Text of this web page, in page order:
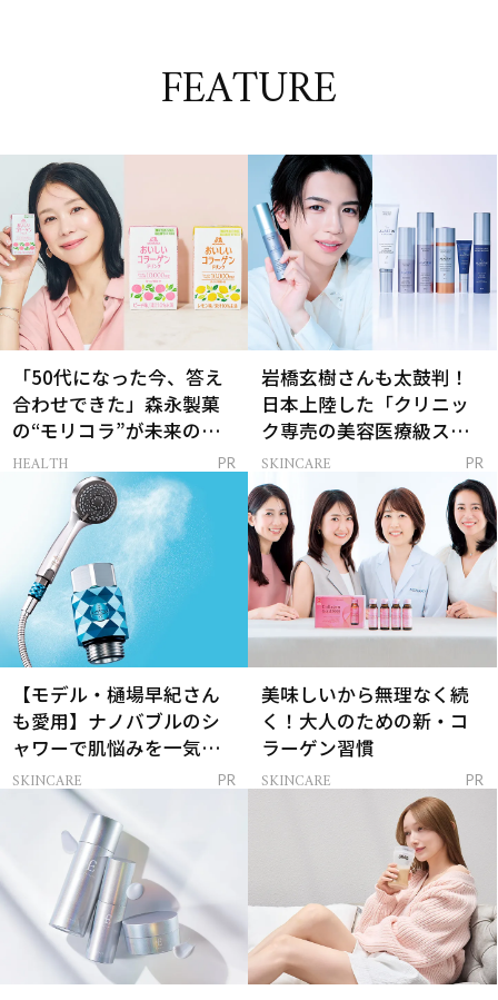
FEATURE
「50代になった今、答え
合わせできた」森永製菓
の“モリコラ”が未来のキ
レイを連れてくる！
HEALTH PR
岩橋玄樹さんも太鼓判！
日本上陸した「クリニッ
ク専売の美容医療級スキ
ンケア」
SKINCARE PR
【モデル・樋場早紀さん
も愛用】ナノバブルのシ
ャワーで肌悩みを一気に
解決
SKINCARE PR
美味しいから無理なく続
く！大人のための新・コ
ラーゲン習慣
SKINCARE PR